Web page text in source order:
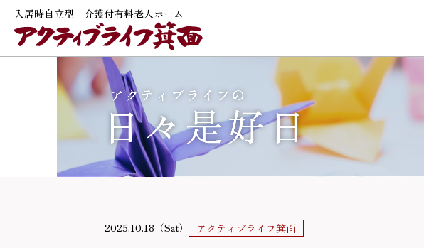
入居時自立型 介護付有料老人ホーム
2025.10.18（Sat） アクティブライフ箕面